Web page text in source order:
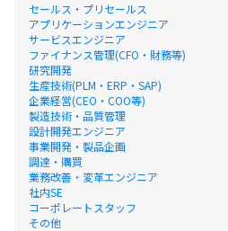
セールス・プリセールス
アプリケーションエンジニア
サービスエンジニア
ファイナンス管理(CFO・財務等)
研究開発
生産技術(PLM・ERP・SAP)
企業経営(CEO・COO等)
製造技術・品質管理
設計開発エンジニア
事業開発・製品企画
調達・購買
業務改善・変革エンジニア
社内SE
コーポレートスタッフ
その他